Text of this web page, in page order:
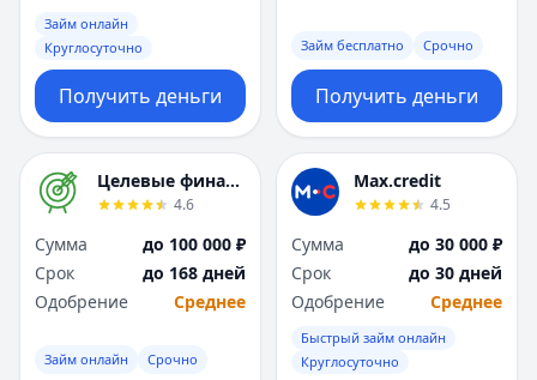
Займ онлайн
Круглосуточно
Получить деньги
Займ бесплатно Срочно
Получить деньги
Целевые финансы
4.6
Сумма
до 100 000 ₽
Срок
до 168 дней
Одобрение
Среднее
Займ онлайн Срочно
Max.credit
4.5
Сумма
до 30 000 ₽
Срок
до 30 дней
Одобрение
Среднее
Быстрый займ онлайн
Круглосуточно